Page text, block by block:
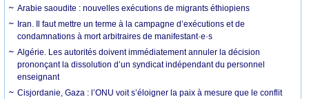
Arabie saoudite : nouvelles exécutions de migrants éthiopiens
Iran. Il faut mettre un terme à la campagne d’exécutions et de
condamnations à mort arbitraires de manifestant·e·s
Algérie. Les autorités doivent immédiatement annuler la décision
prononçant la dissolution d’un syndicat indépendant du personnel
enseignant
Cisjordanie, Gaza : l’ONU voit s’éloigner la paix à mesure que le conflit